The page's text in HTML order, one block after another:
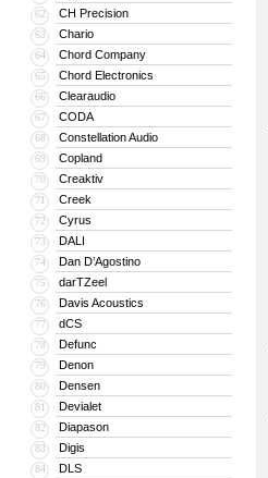
62 CH Precision
63 Chario
64 Chord Company
65 Chord Electronics
66 Clearaudio
67 CODA
68 Constellation Audio
69 Copland
70 Creaktiv
71 Creek
72 Cyrus
73 DALI
74 Dan D’Agostino
75 darTZeel
76 Davis Acoustics
77 dCS
78 Defunc
79 Denon
80 Densen
81 Devialet
82 Diapason
83 Digis
84 DLS